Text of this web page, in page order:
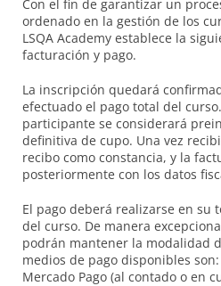
Con el fin de garantizar un
ordenado en la gestión de los
LSQA Academy establece la
facturación y pago.
La inscripción quedará
efectuado el pago total del
participante se considerará
definitiva de cupo. Una vez
recibo como constancia, y la
posteriormente con los datos
El pago deberá realizarse en su
del curso. De manera
podrán mantener la modalidad
medios de pago disponibles
Mercado Pago (al contado o en